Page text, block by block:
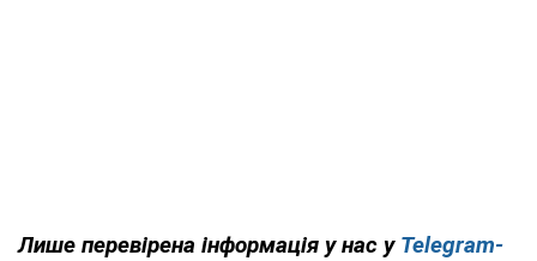
Лише перевірена інформація у нас у Telegram-